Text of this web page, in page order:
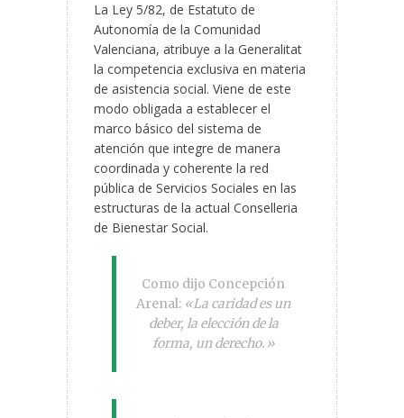
La Ley 5/82, de Estatuto de
Autonomía de la Comunidad
Valenciana, atribuye a la Generalitat
la competencia exclusiva en materia
de asistencia social. Viene de este
modo obligada a establecer el
marco básico del sistema de
atención que integre de manera
coordinada y coherente la red
pública de Servicios Sociales en las
estructuras de la actual Conselleria
de Bienestar Social.
Como dijo Concepción
Arenal: «La caridad es un
deber, la elección de la
forma, un derecho.»